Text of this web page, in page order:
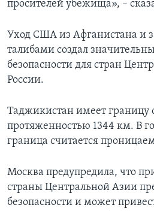
просителей убежища», –
Уход США из Афганистана и
талибами создал
безопасности для стран
России.
Таджикистан имеет границу
протяженностью 1344 км. В
граница считается
Москва предупредила, что
страны Центральной Азии
безопасности и может